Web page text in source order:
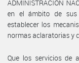
ADMINISTRACIÓN
en el ámbito de sus
establecer los
normas aclaratorias y
Que los servicios de